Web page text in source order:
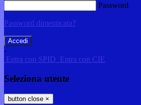
Password
Password dimenticata?
-
Entra con SPID Entra con CIE
Seleziona utente
button close ×